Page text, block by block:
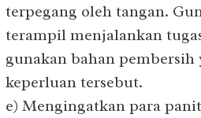
terpegang oleh tangan.
terampil menjalankan
gunakan bahan pembersih
keperluan tersebut.
e) Mengingatkan para